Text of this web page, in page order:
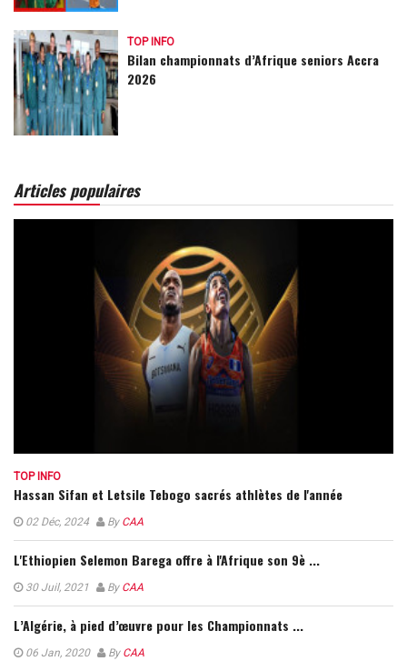
TOP INFO
Bilan championnats d’Afrique seniors Accra
2026
Articles populaires
TOP INFO
Hassan Sifan et Letsile Tebogo sacrés athlètes de l'année
02 Déc, 2024 By CAA
L'Ethiopien Selemon Barega offre à l'Afrique son 9è ...
30 Juil, 2021 By CAA
L’Algérie, à pied d’œuvre pour les Championnats ...
06 Jan, 2020 By CAA